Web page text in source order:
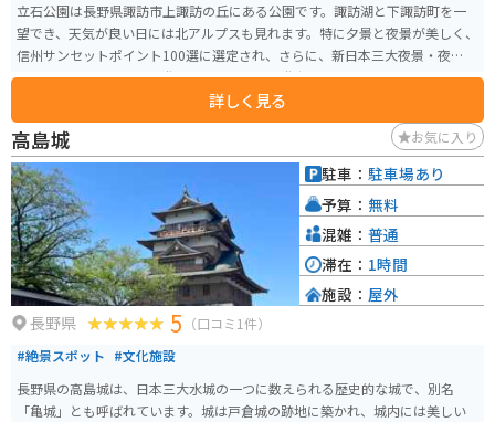
立石公園は長野県諏訪市上諏訪の丘にある公園です。諏訪湖と下諏訪町を一
望でき、天気が良い日には北アルプスも見れます。特に夕景と夜景が美しく、
信州サンセットポイント100選に選定され、さらに、新日本三大夜景・夜景百
選にも選ばれています。遊具のあるエリアと遊歩道もあります。
詳しく見る
高島城 お気に入り
長野県 5 （口コミ1件）
#絶景スポット #文化施設
長野県の高島城は、日本三大水城の一つに数えられる歴史的な城で、別名
「亀城」とも呼ばれています。城は戸倉城の跡地に築かれ、城内には美しい
駐車： 駐車場あり
予算： 無料
混雑： 普通
滞在： 1時間
施設： 屋外